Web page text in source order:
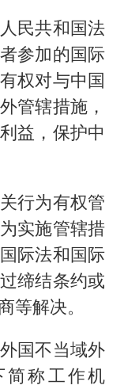
民共和国法
参加的国际
权对与中国
管辖措施，
益，保护中
行为有权管
实施管辖措
际法和国际
缔结条约或
等解决。
国不当域外
简称工作机